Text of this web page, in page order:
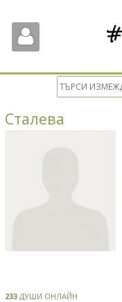
Сталева
233 ДУШИ ОНЛАЙН